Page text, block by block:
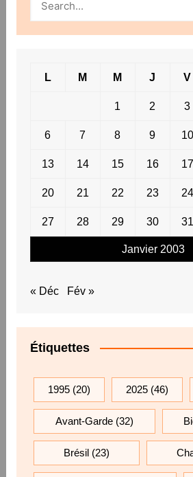
Janvier 2003
L M M J V
1 2 3
6 7 8 9 10
13 14 15 16 17
20 21 22 23 24
27 28 29 30 31
« Déc Fév »
Étiquettes
1995(20) 2025 (46)
Avant-Garde(32)
Brésil(23)